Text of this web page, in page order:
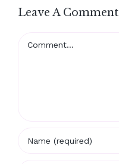
Leave A Comment